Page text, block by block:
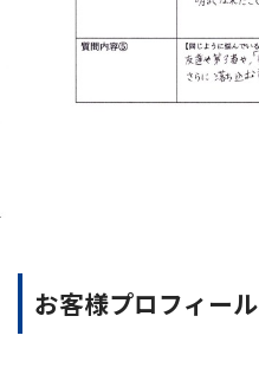
お客様プロフィール